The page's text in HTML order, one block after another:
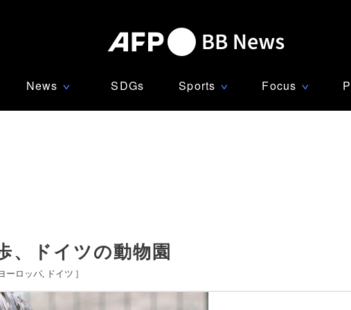
News ∨ SDGs Sports ∨ Focus ∨
、ドイツの動物園
ーロッパ ドイツ ]